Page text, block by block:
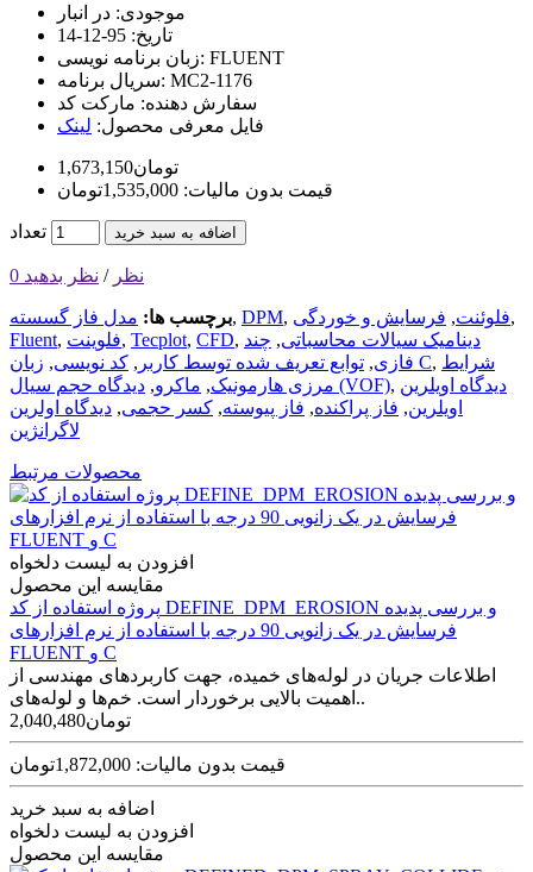
موجودی: در انبار
تاریخ: 95-12-14
زبان برنامه نویسی: FLUENT
سریال برنامه: MC2-1176
سفارش دهنده: مارکت کد
فایل معرفی محصول: لینک
1,673,150تومان
قیمت بدون مالیات: 1,535,000تومان
تعداد اضافه به سبد خرید
0 نظر / نظر بدهید
برچسب ها: مدل فاز گسسته , DPM, فلوئنت, فرسایش و خوردگی
,
Fluent, فلوینت, Tecplot, CFD, دینامیک سیالات محاسباتی, چند
فازی, توابع تعریف شده توسط کاربر , کد نویسی, زبان C, شرایط
مرزی هارمونیک, ماکرو, دیدگاه حجم سیال (VOF), دیدگاه اویلرین
اویلرین, فاز پراکنده, فاز پیوسته, کسر حجمی, دیدگاه اولرین
لاگرانژین
محصولات مرتبط
افزودن به لیست دلخواه
مقایسه این محصول
پروژه استفاده از کد DEFINE_DPM_EROSION و بررسی پدیده
فرسایش در یک زانویی 90 درجه با استفاده از نرم افزارهای
FLUENT و C
اطلاعات جریان در لوله‌های خمیده، جهت کاربردهای مهندسی از
اهمیت بالایی برخوردار است. خم‌ها و لوله‌های..
2,040,480تومان
قیمت بدون مالیات: 1,872,000تومان
اضافه به سبد خرید
افزودن به لیست دلخواه
مقایسه این محصول